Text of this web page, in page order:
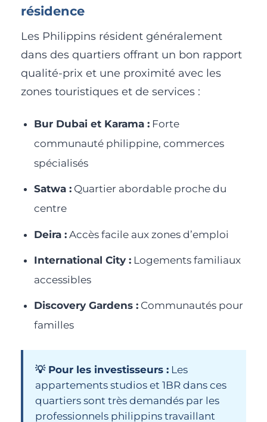
résidence
Les Philippins résident généralement
dans des quartiers offrant un bon rapport
qualité-prix et une proximité avec les
zones touristiques et de services :
Bur Dubai et Karama :Forte
communauté philippine, commerces
spécialisés
Satwa :Quartier abordable proche du
centre
Deira :Accès facile aux zones d’emploi
International City :Logements familiaux
accessibles
Discovery Gardens :Communautés pour
familles
💡 Pour les investisseurs : Les
appartements studios et 1BR dans ces
quartiers sont très demandés par les
professionnels philippins travaillant